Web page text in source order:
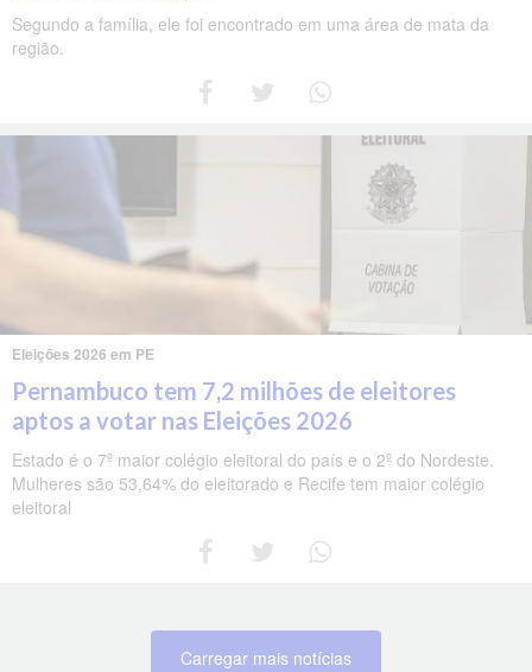
Segundo a família, ele foi encontrado em uma área de mata da
região.
Eleições 2026 em PE
Pernambuco tem 7,2 milhões de eleitores
aptos a votar nas Eleições 2026
Estado é o 7º maior colégio eleitoral do país e o 2º do Nordeste.
Mulheres são 53,64% do eleitorado e Recife tem maior colégio
eleitoral
Carregar mais notícias